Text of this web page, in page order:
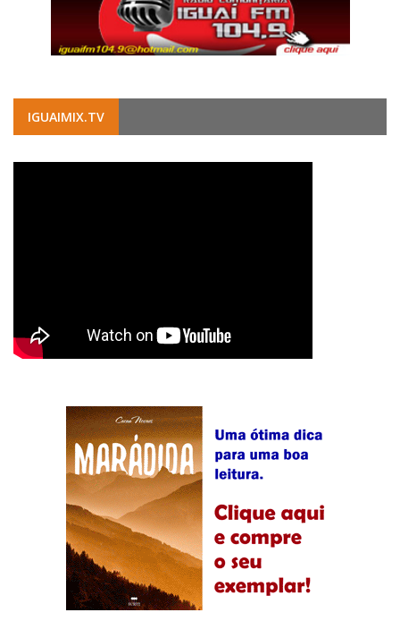
IGUAIMIX.TV